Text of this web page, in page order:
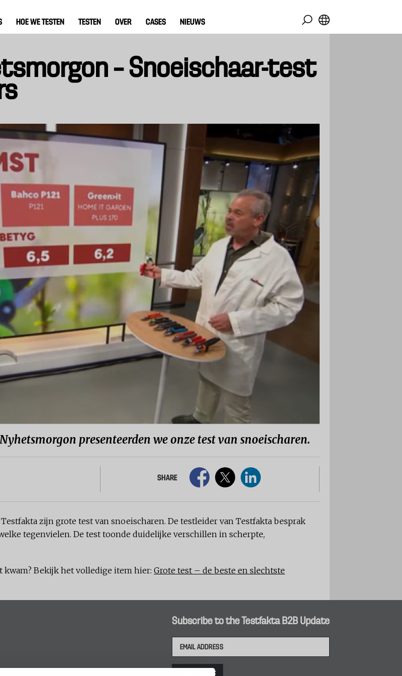
HOE WE TESTEN TESTEN OVER CASES NIEUWS
– Snoeischaar-test
presenteerden we onze test van snoeischaren.
SHARE
zijn grote test van snoeischaren. De testleider van Testfakta besprak
tegenvielen. De test toonde duidelijke verschillen in scherpte,
kwam? Bekijk het volledige item hier: Grote test – de beste en slechtste
Subscribe to the Testfakta B2B Update